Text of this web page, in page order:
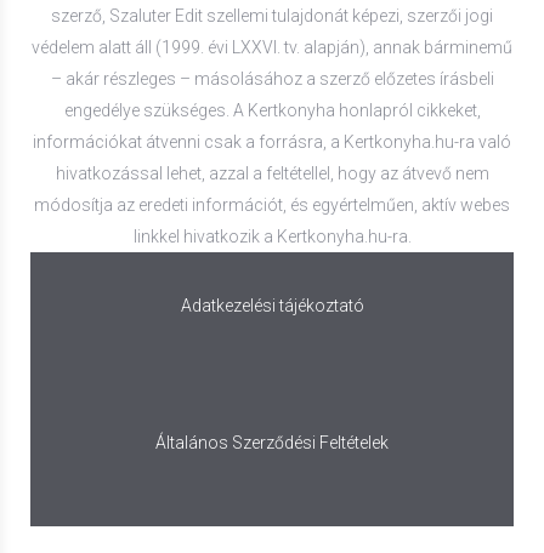
szerző, Szaluter Edit szellemi tulajdonát képezi, szerzői jogi
védelem alatt áll (1999. évi LXXVI. tv. alapján), annak bárminemű
– akár részleges – másolásához a szerző előzetes írásbeli
engedélye szükséges. A Kertkonyha honlapról cikkeket,
információkat átvenni csak a forrásra, a Kertkonyha.hu-ra való
hivatkozással lehet, azzal a feltétellel, hogy az átvevő nem
módosítja az eredeti információt, és egyértelműen, aktív webes
linkkel hivatkozik a Kertkonyha.hu-ra.
Adatkezelési tájékoztató
Általános Szerződési Feltételek